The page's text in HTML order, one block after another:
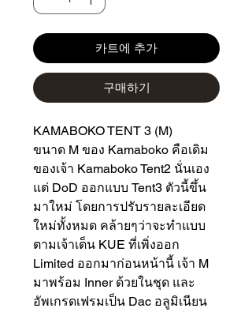
카트에 추가
구매하기
KAMABOKO TENT 3 (M)
ขนาด M ของ Kamaboko คือเดิม
ของเจ้า Kamaboko Tent2 นั่นเอง
แต่ DoD ออกแบบ Tent3 ตัวนี้ขึ้น
มาใหม่ โดยการปรับรายละเอียด
ใหม่ทั้งหมด คล้ายๆว่าจะทำแบบ
ตามเจ้าเต็น KUE ที่เพิ่งออก
Limited ออกมาก่อนหน้านี้ เจ้า M
มาพร้อม Inner ด้วยในชุด และ
อัพเกรดเฟรมเป็น Dac อลูมิเนียน